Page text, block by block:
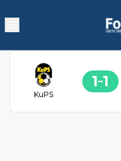
KuPS
1 1